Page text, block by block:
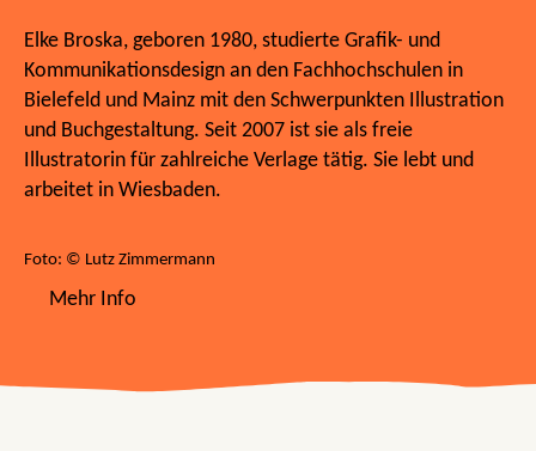
Elke Broska, geboren 1980, studierte Grafik- und
Kommunikationsdesign an den Fachhochschulen in
Bielefeld und Mainz mit den Schwerpunkten Illustration
und Buchgestaltung. Seit 2007 ist sie als freie
Illustratorin für zahlreiche Verlage tätig. Sie lebt und
arbeitet in Wiesbaden.
Foto: © Lutz Zimmermann
Mehr Info